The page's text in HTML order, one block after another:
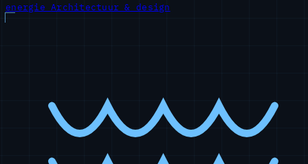
energieArchitectuur & design